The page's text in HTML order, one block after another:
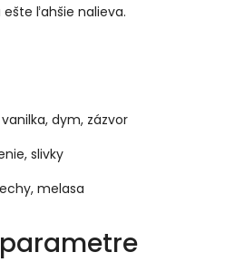
ľahšie nalieva.
dym, zázvor
slivky
melasa